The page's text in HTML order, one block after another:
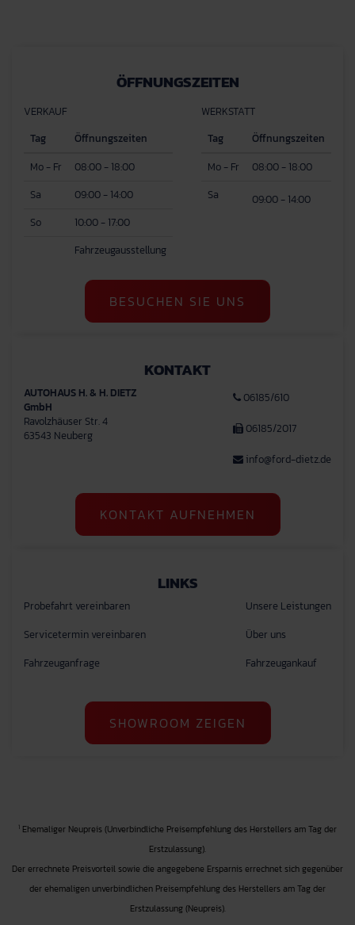
ÖFFNUNGSZEITEN
VERKAUF
Tag
Öffnungszeiten
Mo - Fr
08:00 - 18:00
Sa
09:00 - 14:00
So
10:00 - 17:00
Fahrzeugausstellung
WERKSTATT
Tag
Öffnungszeiten
Mo - Fr
08:00 - 18:00
Sa
09:00 - 14:00
BESUCHEN SIE UNS
KONTAKT
AUTOHAUS H. & H. DIETZ
GmbH
Ravolzhäuser Str. 4
63543 Neuberg
06185/610
06185/2017
info@ford-dietz.de
KONTAKT AUFNEHMEN
LINKS
Probefahrt vereinbaren
Servicetermin vereinbaren
Fahrzeuganfrage
Unsere Leistungen
Über uns
Fahrzeugankauf
SHOWROOM ZEIGEN
1 Ehemaliger Neupreis (Unverbindliche Preisempfehlung des Herstellers am Tag der
Erstzulassung).
Der errechnete Preisvorteil sowie die angegebene Ersparnis errechnet sich gegenüber
der ehemaligen unverbindlichen Preisempfehlung des Herstellers am Tag der
Erstzulassung (Neupreis).